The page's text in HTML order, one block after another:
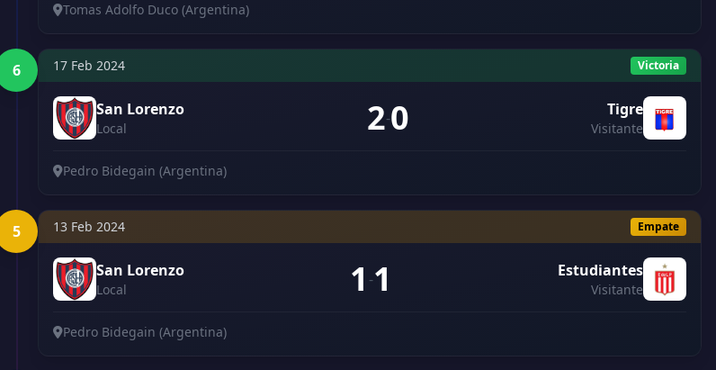
Tomas Adolfo Duco (Argentina)
6 17 Feb 2024 Victoria
San Lorenzo
Local 2-0 Tigre
Visitante
Pedro Bidegain (Argentina)
5 13 Feb 2024 Empate
San Lorenzo
Local 1 -1 Estudiantes
Visitante
Pedro Bidegain (Argentina)